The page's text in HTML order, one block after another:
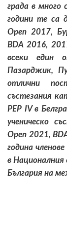
града в много
години те са
Open 2017,
BDA 2016,
всеки един
Пазарджик,
отлични
състезания
PEP IV в
ученическо
Open 2021,
година
в
България на